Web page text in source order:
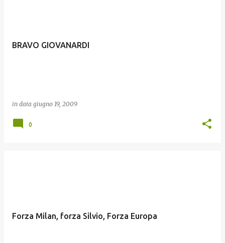
BRAVO GIOVANARDI
in data giugno 19, 2009
0
Forza Milan, forza Silvio, Forza Europa